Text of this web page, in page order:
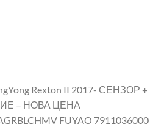
Rexton II 2017- СЕНЗОР +
– НОВА ЦЕНА
FUYAO 7911036000